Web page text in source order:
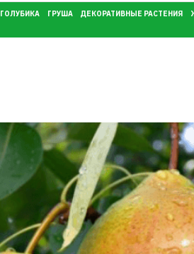
ГОЛУБИКА ГРУША ДЕКОРАТИВНЫЕ РАСТЕНИЯ